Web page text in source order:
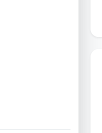
方案：